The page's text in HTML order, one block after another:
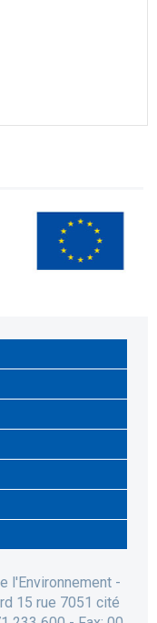
l'Environnement -
15 rue 7051 cité